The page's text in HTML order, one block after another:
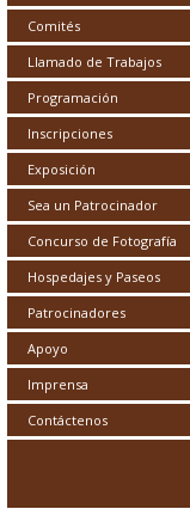
Comités
Llamado de Trabajos
Programación
Inscripciones
Exposición
Sea un Patrocinador
Concurso de Fotografía
Hospedajes y Paseos
Patrocinadores
Apoyo
Imprensa
Contáctenos